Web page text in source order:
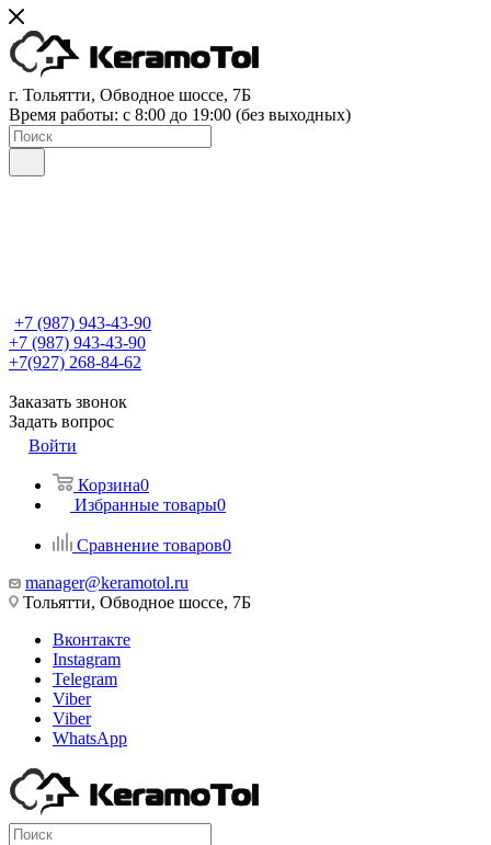
г. Тольятти, Обводное шоссе, 7Б
Время работы: c 8:00 до 19:00 (без выходных)
+7 (987) 943-43-90
+7 (987) 943-43-90
+7(927) 268-84-62
Заказать звонок
Задать вопрос
Войти
Корзина0
Избранные товары0
Сравнение товаров0
manager@keramotol.ru
Тольятти, Обводное шоссе, 7Б
Вконтакте
Instagram
Telegram
Viber
Viber
WhatsApp